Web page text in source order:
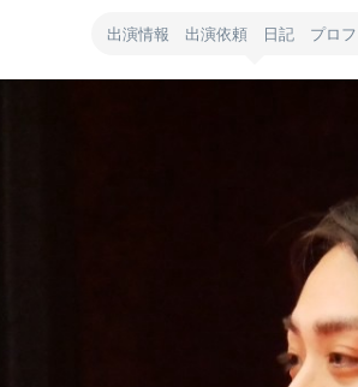
出演情報 出演依頼 日記 プロフ